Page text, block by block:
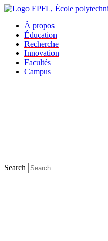
À propos
Éducation
Recherche
Innovation
Facultés
Campus
Search